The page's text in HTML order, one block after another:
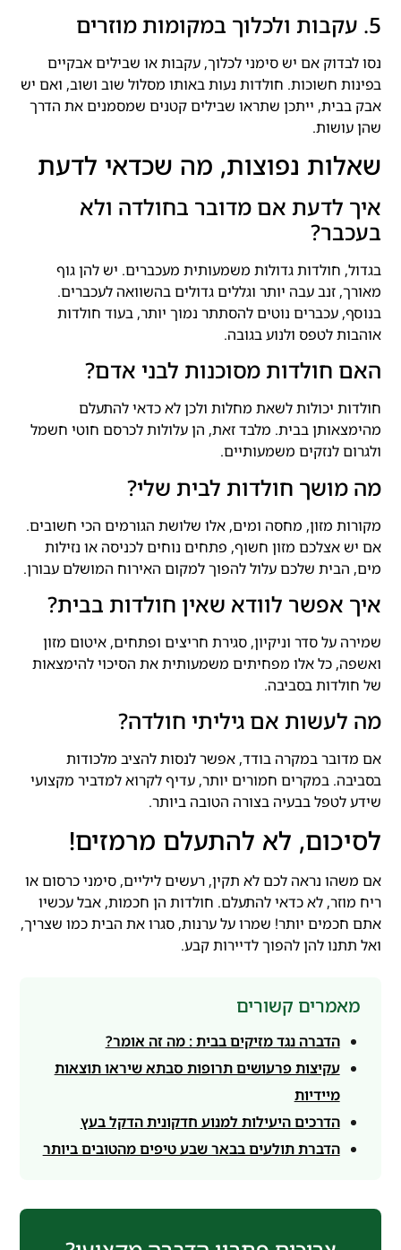
5. עקבות ולכלוך במקומות מוזרים
נסו לבדוק אם יש סימני לכלוך, עקבות או שבילים אבקיים
בפינות חשוכות. חולדות נעות באותו מסלול שוב ושוב, ואם יש
אבק בבית, ייתכן שתראו שבילים קטנים שמסמנים את הדרך
שהן עושות.
שאלות נפוצות, מה שכדאי לדעת
איך לדעת אם מדובר בחולדה ולא
בעכבר?
בגדול, חולדות גדולות משמעותית מעכברים. יש להן גוף
מאורך, זנב עבה יותר וגללים גדולים בהשוואה לעכברים.
בנוסף, עכברים נוטים להסתתר נמוך יותר, בעוד חולדות
אוהבות לטפס ולנוע בגובה.
האם חולדות מסוכנות לבני אדם?
חולדות יכולות לשאת מחלות ולכן לא כדאי להתעלם
מהימצאותן בבית. מלבד זאת, הן עלולות לכרסם חוטי חשמל
ולגרום לנזקים משמעותיים.
מה מושך חולדות לבית שלי?
מקורות מזון, מחסה ומים, אלו שלושת הגורמים הכי חשובים.
אם יש אצלכם מזון חשוף, פתחים נוחים לכניסה או נזילות
מים, הבית שלכם עלול להפוך למקום האירוח המושלם עבורן.
איך אפשר לוודא שאין חולדות בבית?
שמירה על סדר וניקיון, סגירת חריצים ופתחים, איטום מזון
ואשפה, כל אלו מפחיתים משמעותית את הסיכוי להימצאות
של חולדות בסביבה.
מה לעשות אם גיליתי חולדה?
אם מדובר במקרה בודד, אפשר לנסות להציב מלכודות
בסביבה. במקרים חמורים יותר, עדיף לקרוא למדביר מקצועי
שידע לטפל בבעיה בצורה הטובה ביותר.
לסיכום, לא להתעלם מרמזים!
אם משהו נראה לכם לא תקין, רעשים ליליים, סימני כרסום או
ריח מוזר, לא כדאי להתעלם. חולדות הן חכמות, אבל עכשיו
אתם חכמים יותר! שמרו על ערנות, סגרו את הבית כמו שצריך,
ואל תתנו להן להפוך לדיירות קבע.
מאמרים קשורים
הדברה נגד מזיקים בבית : מה זה אומר?
עקיצות פרעושים תרופות סבתא שיראו תוצאות
מיידיות
הדרכים היעילות למנוע חדקונית הדקל בעץ
הדברת תולעים בבאר שבע טיפים מהטובים ביותר